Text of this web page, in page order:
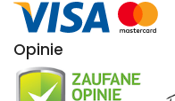
Opinie